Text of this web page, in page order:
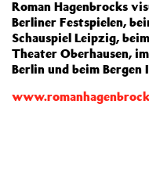
Roman Hagenbrocks
Berliner Festspielen,
Schauspiel Leipzig,
Theater Oberhausen,
Berlin und beim